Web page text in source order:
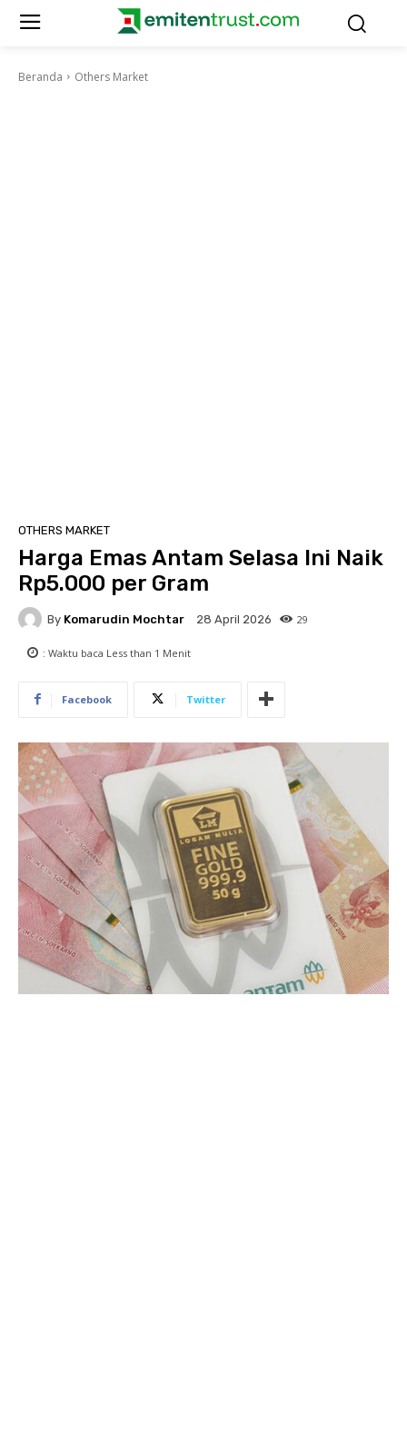
Beranda Others Market
OTHERS MARKET
Harga Emas Antam Selasa Ini Naik
Rp5.000 per Gram
By Komarudin Mochtar 28 April 2026 29
: Waktu baca Less than 1 Menit
Facebook Twitter